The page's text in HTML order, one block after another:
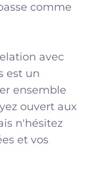
comme
avec
est un
ensemble
ouvert aux
n'hésitez
et vos